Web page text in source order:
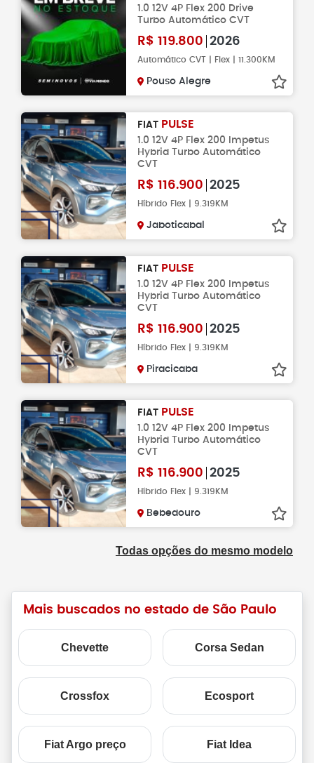
1.0 12V 4P Flex 200 Drive
Turbo Automático CVT
R$ 119.800 2026
Automático CVT | Flex | 11.300KM
Pouso Alegre
FIAT PULSE
1.0 12V 4P Flex 200 Impetus
Hybrid Turbo Automático
CVT
R$ 116.900 2025
Híbrido Flex | 9.319KM
Jaboticabal
FIAT PULSE
1.0 12V 4P Flex 200 Impetus
Hybrid Turbo Automático
CVT
R$ 116.900 2025
Híbrido Flex | 9.319KM
Piracicaba
FIAT PULSE
1.0 12V 4P Flex 200 Impetus
Hybrid Turbo Automático
CVT
R$ 116.900 2025
Híbrido Flex | 9.319KM
Bebedouro
Todas opções do mesmo modelo
Mais buscados no estado de São Paulo
Chevette Corsa Sedan
Crossfox Ecosport
Fiat Argo preço Fiat Idea